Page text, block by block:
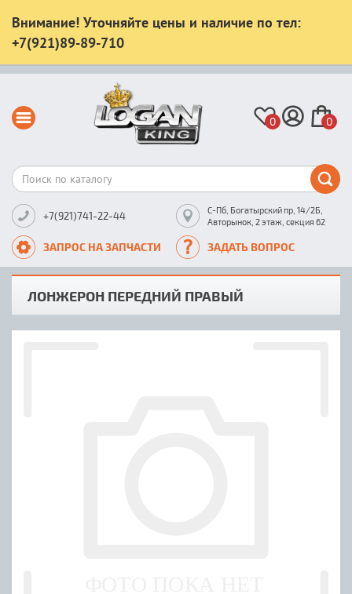
Внимание! Уточняйте цены и наличие по тел:
+7(921)89-89-710
0 0
+7(921)741-22-44
С-Пб, Богатырский пр, 14/2Б,
Авторынок, 2 этаж, секция 62
ЗАПРОС НА ЗАПЧАСТИ ЗАДАТЬ ВОПРОС
ЛОНЖЕРОН ПЕРЕДНИЙ ПРАВЫЙ